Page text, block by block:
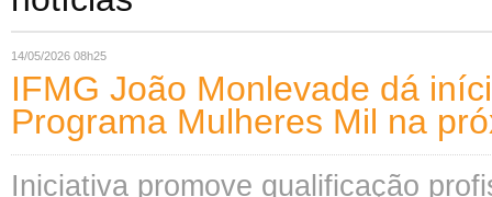
14/05/2026 08h25
IFMG João Monlevade dá
Programa Mulheres Mil na
Iniciativa promove qualificação